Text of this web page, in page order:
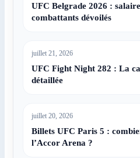
UFC Belgrade 2026 :
combattants dévoilés
juillet 21, 2026
UFC Fight Night 282 : La
détaillée
juillet 20, 2026
Billets UFC Paris 5 :
l’Accor Arena ?